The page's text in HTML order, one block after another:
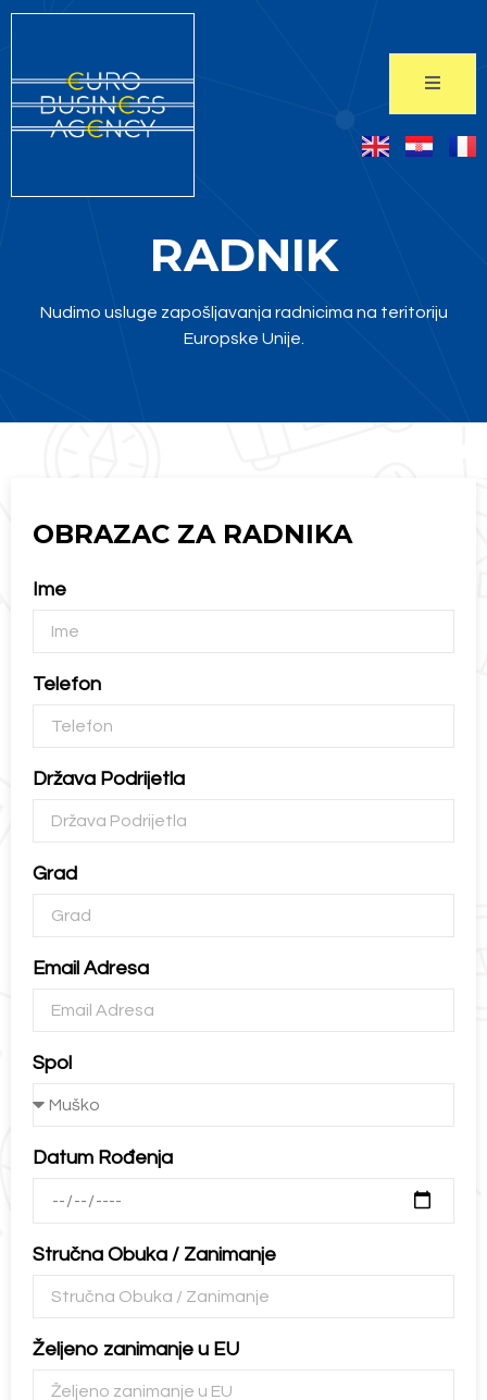
RADNIK
Nudimo usluge zapošljavanja radnicima na teritoriju
Europske Unije.
OBRAZAC ZA RADNIKA
Ime
Telefon
Država Podrijetla
Grad
Email Adresa
Spol
Datum Rođenja
Stručna Obuka / Zanimanje
Željeno zanimanje u EU